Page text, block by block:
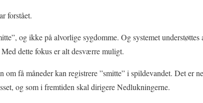
forstået.
og ikke på alvorlige sygdomme. Og systemet
dette fokus er alt desværre muligt.
få måneder kan registrere ”smitte” i spildevandet. Det er
og som i fremtiden skal dirigere Nedlukningerne.